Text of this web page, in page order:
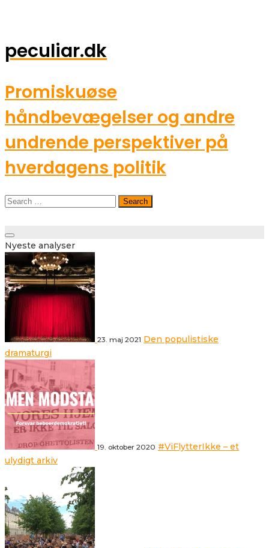
peculiar.dk
Promiskuøse
håndbevægelser og andre
undrende perspektiver på
hverdagens politik
Search
Toggle
navigation
Nyeste analyser
23. maj 2021 Den populistiske
dramaturgi
19. oktober 2020 #ViFlytterIkke – et
ulydigt arkiv